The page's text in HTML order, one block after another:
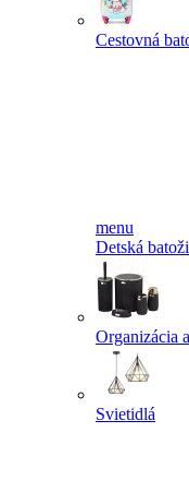
Cestovná
menu
Detská
Organizácia
Svietidlá